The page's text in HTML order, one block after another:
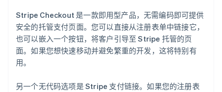
Stripe Checkout 是一款即用型产品，无需编码即可提供
安全的托管支付页面。您可以直接从注册表单中链接它，
也可以嵌入一个按钮，将客户引导至 Stripe 托管的页
面。如果您想快速移动并避免繁重的开发，这将特别有
用。
另一个无代码选项是 Stripe 支付链接。如果您的注册表